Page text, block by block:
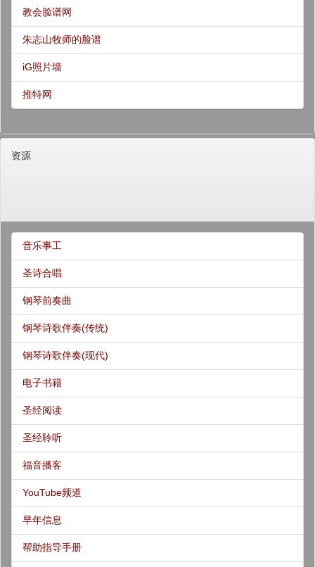
教会脸谱网
朱志山牧师的脸谱
iG照片墙
推特网
资源
音乐事工
圣诗合唱
钢琴前奏曲
钢琴诗歌伴奏(传统)
钢琴诗歌伴奏(现代)
电子书籍
圣经阅读
圣经聆听
福音播客
YouTube频道
早年信息
帮助指导手册